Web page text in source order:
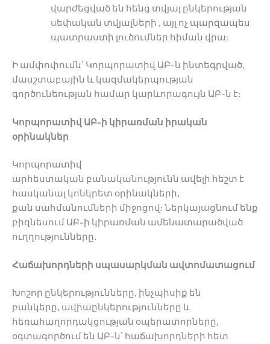
վարժեցված են հենց տվյալ ընկերության
սեփական տվյալների , այլ ոչ պարզապես
պատրաստի լուծումներ հիման վրա:
Ի ամփոփումն՝ Կորպորատիվ ԱԲ-ն ինտեգրված,
մասշտաբային և կազմակերպության
գործունեության համար կարևորագույն ԱԲ-ն է։
Կորպորատիվ ԱԲ-ի կիրառման իրական
օրինակներ
Կորպորատիվ
արհեստական բանականությունն ավելի հեշտ է
հասկանալ կոնկրետ օրինակների,
քան սահմանումների միջոցով: Ներկայացնում ենք
բիզնեսում ԱԲ-ի կիրառման ամենատարածված
ուղղությունները.
Հաճախորդների սպասարկման ավտոմատացում
Խոշոր ընկերությունները, ինչպիսիք են
բանկերը, ավիաընկերությունները և
հեռահաղորդակցության օպերատորները,
օգտագործում են ԱԲ-ն՝ հաճախորդների հետ